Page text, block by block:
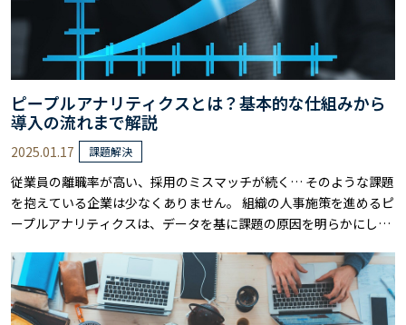
ピープルアナリティクスとは？基本的な仕組みから
導入の流れまで解説
2025.01.17 課題解決
従業員の離職率が高い、採用のミスマッチが続く… そのような課題
を抱えている企業は少なくありません。 組織の人事施策を進めるピ
ープルアナリティクスは、データを基に課題の原因を明らかにし、
のハードルを感じている方も多いのではないでしょうか。 本記事で
は、ピープルアナリティクスの基本的な仕組みや具体的な導入の流
れを詳しく解説します。 データ……